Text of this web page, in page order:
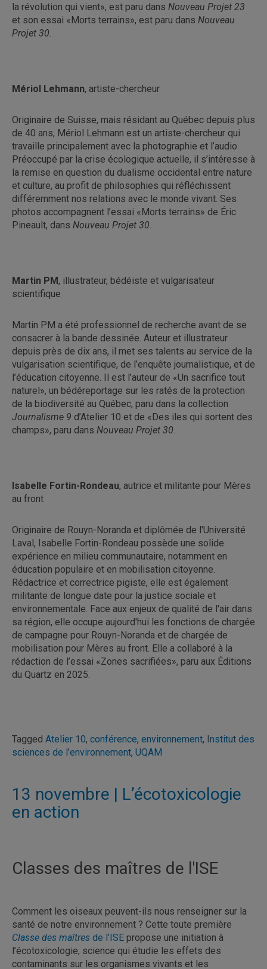
la révolution qui vient», est paru dans Nouveau Projet 23
et son essai «Morts terrains», est paru dans Nouveau
Projet 30.
Mériol Lehmann, artiste-chercheur
Originaire de Suisse, mais résidant au Québec depuis plus
de 40 ans, Mériol Lehmann est un artiste-chercheur qui
travaille principalement avec la photographie et l’audio.
Préoccupé par la crise écologique actuelle, il s’intéresse à
la remise en question du dualisme occidental entre nature
et culture, au profit de philosophies qui réfléchissent
différemment nos relations avec le monde vivant. Ses
photos accompagnent l’essai «Morts terrains» de Éric
Pineault, dans Nouveau Projet 30.
Martin PM, illustrateur, bédéiste et vulgarisateur
scientifique
Martin PM a été professionnel de recherche avant de se
consacrer à la bande dessinée. Auteur et illustrateur
depuis près de dix ans, il met ses talents au service de la
vulgarisation scientifique, de l’enquête journalistique, et de
l’éducation citoyenne. Il est l’auteur de «Un sacrifice tout
naturel», un bédéreportage sur les ratés de la protection
de la biodiversité au Québec, paru dans la collection
Journalisme 9 d’Atelier 10 et de «Des iles qui sortent des
champs», paru dans Nouveau Projet 30.
Isabelle Fortin-Rondeau, autrice et militante pour Mères
au front
Originaire de Rouyn-Noranda et diplômée de l'Université
Laval, Isabelle Fortin-Rondeau possède une solide
expérience en milieu communautaire, notamment en
éducation populaire et en mobilisation citoyenne.
Rédactrice et correctrice pigiste, elle est également
militante de longue date pour la justice sociale et
environnementale. Face aux enjeux de qualité de l'air dans
sa région, elle occupe aujourd'hui les fonctions de chargée
de campagne pour Rouyn-Noranda et de chargée de
mobilisation pour Mères au front. Elle a collaboré à la
rédaction de l’essai «Zones sacrifiées», paru aux Éditions
du Quartz en 2025.
Tagged Atelier 10, conférence, environnement, Institut des
sciences de l'environnement, UQAM
13 novembre | L’écotoxicologie
en action
Classes des maîtres de l'ISE
Comment les oiseaux peuvent-ils nous renseigner sur la
santé de notre environnement ? Cette toute première
Classe des maîtres de l’ISE propose une initiation à
l’écotoxicologie, science qui étudie les effets des
contaminants sur les organismes vivants et les